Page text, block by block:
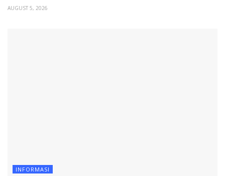
AUGUST 5, 2026
INFORMASI